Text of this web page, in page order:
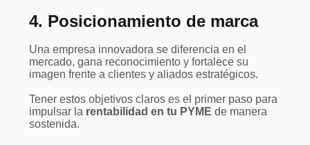
4. Posicionamiento de marca
Una empresa innovadora se diferencia en el
mercado, gana reconocimiento y fortalece su
imagen frente a clientes y aliados estratégicos.
Tener estos objetivos claros es el primer paso para
impulsar la rentabilidad en tu PYME de manera
sostenida.